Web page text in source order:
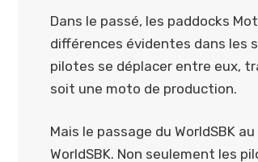
Dans le passé, les paddocks
différences évidentes dans les
pilotes se déplacer entre eux,
soit une moto de production.
Mais le passage du WorldSBK
WorldSBK. Non seulement les